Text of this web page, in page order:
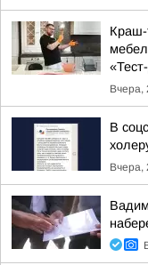
Краш-
Вчера,
В
Вчера,